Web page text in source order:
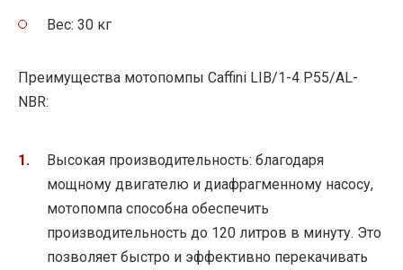
Вес: 30 кг
Преимущества мотопомпы Caffini LIB/1-4 P55/AL-
NBR:
Высокая производительность: благодаря
мощному двигателю и диафрагменному насосу,
мотопомпа способна обеспечить
производительность до 120 литров в минуту. Это
позволяет быстро и эффективно перекачивать